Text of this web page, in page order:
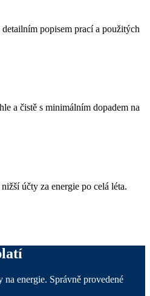
popisem prací a použitých
a čistě s minimálním dopadem na
účty za energie po celá léta.
na energie. Správně provedené